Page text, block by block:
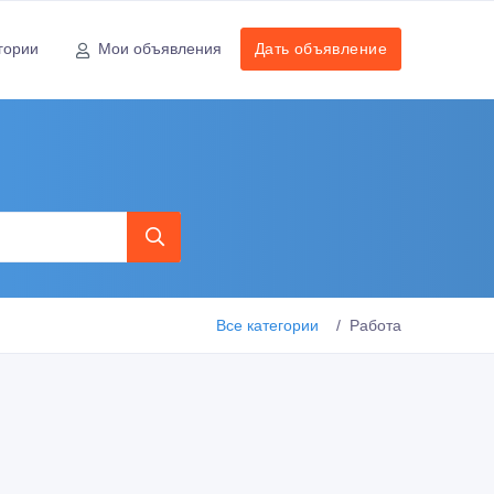
Мои объявления Дать объявление
Все категории Работа